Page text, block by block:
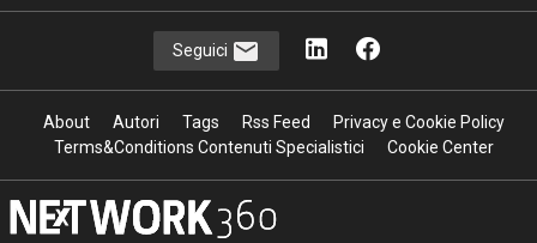
Seguici
About Autori Tags Rss Feed
Privacy e Cookie Policy
Terms&Conditions Contenuti Specialistici
Cookie Center